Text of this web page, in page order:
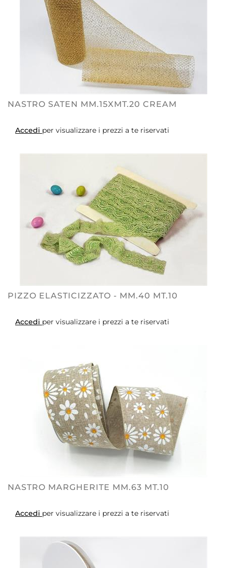
NASTRO SATEN MM.15XMT.20 CREAM
Accedi per visualizzare i prezzi a te riservati
PIZZO ELASTICIZZATO - MM.40 MT.10
Accedi per visualizzare i prezzi a te riservati
NASTRO MARGHERITE MM.63 MT.10
Accedi per visualizzare i prezzi a te riservati